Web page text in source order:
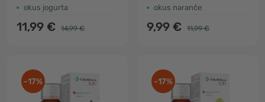
okus jogurta
11,99 € 14,99 €
okus naranče
9,99 € 11,99 €
-17% -17%